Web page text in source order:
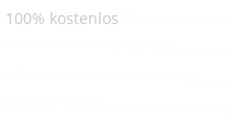
kostenlos